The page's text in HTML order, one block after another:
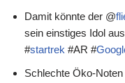
Damit könnte der @
sein einstiges Idol aus
#startrek #AR #
Schlechte Öko-